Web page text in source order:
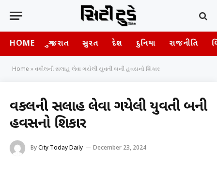
HOME ગુજરાત સુરત દેશ દુનિયા રાજનીતિ
Home »વકીલની સલાહ લેવા ગયેલી યુવતી બની હવસનો શિકાર
વકીલની સલાહ લેવા ગયેલી યુવતી બની
હવસનો શિકાર
ByCity Today Daily December 23, 2024